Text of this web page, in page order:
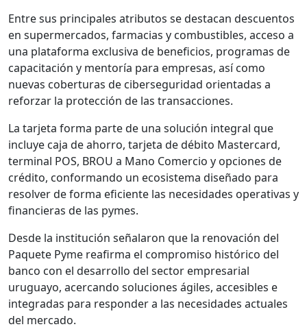
Entre sus principales atributos se destacan descuentos
en supermercados, farmacias y combustibles, acceso a
una plataforma exclusiva de beneficios, programas de
capacitación y mentoría para empresas, así como
nuevas coberturas de ciberseguridad orientadas a
reforzar la protección de las transacciones.
La tarjeta forma parte de una solución integral que
incluye caja de ahorro, tarjeta de débito Mastercard,
terminal POS, BROU a Mano Comercio y opciones de
crédito, conformando un ecosistema diseñado para
resolver de forma eficiente las necesidades operativas y
financieras de las pymes.
Desde la institución señalaron que la renovación del
Paquete Pyme reafirma el compromiso histórico del
banco con el desarrollo del sector empresarial
uruguayo, acercando soluciones ágiles, accesibles e
integradas para responder a las necesidades actuales
del mercado.